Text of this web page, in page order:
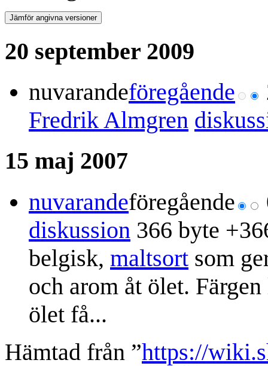
20 september 2009
nuvarandeföregående
Fredrik Almgren
15 maj 2007
nuvarandeföregående
diskussion 366 byte
belgisk, maltsort som
och arom åt ölet.
ölet få...
Hämtad från ”https://